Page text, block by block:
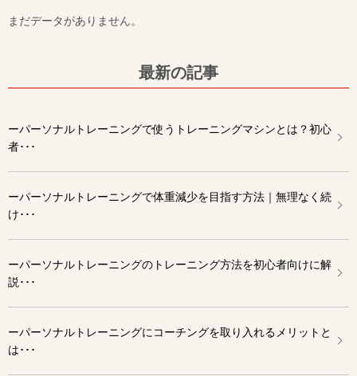
まだデータがありません。
最新の記事
ーパーソナルトレーニングで使うトレーニングマシンとは？初心
者･･･
ーパーソナルトレーニングで体重減少を目指す方法｜無理なく続
け･･･
ーパーソナルトレーニングのトレーニング方法を初心者向けに解
説･･･
ーパーソナルトレーニングにコーチングを取り入れるメリットと
は･･･